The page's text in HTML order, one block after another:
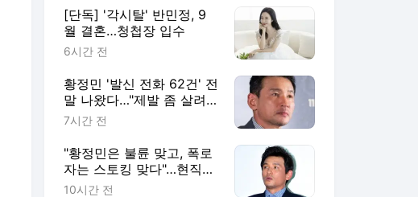
[단독] '각시탈' 반민정, 9
월 결혼…청첩장 입수
6시간 전
황정민 '발신 전화 62건' 전
말 나왔다…"제발 좀 살려
달라"
7시간 전
"황정민은 불륜 맞고, 폭로
자는 스토킹 맞다"…현직
변호사 의견 보니 [RE:뷰]
10시간 전